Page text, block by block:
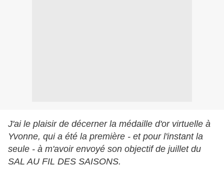
J'ai le plaisir de décerner la médaille d'or virtuelle à
Yvonne, qui a été la première - et pour l'instant la
seule - à m'avoir envoyé son objectif de juillet du
SAL AU FIL DES SAISONS.